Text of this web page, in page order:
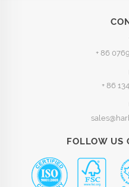
+ 86
+ 86
FOLLOW US